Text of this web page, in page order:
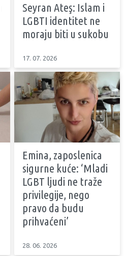
Seyran Ateş: Islam i
LGBTI identitet ne
moraju biti u sukobu
17. 07. 2026
Emina, zaposlenica
sigurne kuće: ‘Mladi
LGBT ljudi ne traže
privilegije, nego
pravo da budu
prihvaćeni’
28. 06. 2026